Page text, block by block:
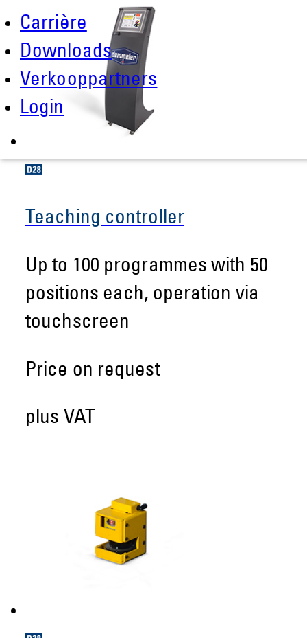
Carrière
Downloads
Verkooppartners
Login
Teaching controller
Up to 100 programmes with 50
positions each, operation via
touchscreen
Price on request
plus VAT